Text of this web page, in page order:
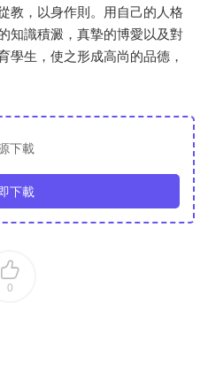
教，以身作則。用自己的人格
知識積澱，真摯的博愛以及對
學生，使之形成高尚的品德，
下載
下載
0